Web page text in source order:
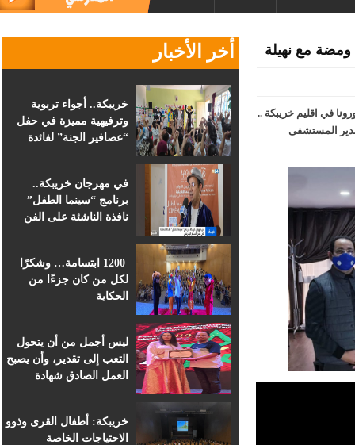
أخر الأخبار
خريبكة.. أجواء تربوية
وترفيهية مميزة في حفل
“عصافير الجنة” لفائدة
في مهرجان خريبكة..
برنامج “سينما الطفل”
نافذة الناشئة على الفن
1200 ابتسامة… وشكرًا
لكل من كان جزءًا من
الحكاية
ليس أجمل من أن يتحول
التعب إلى تقدير، وأن يصبح
العمل الصادق شهادة
خريبكة: أطفال القرى وذوو
الاحتياجات الخاصة
مع نهيلة
في اقليم خريبكة ..
المستشفى